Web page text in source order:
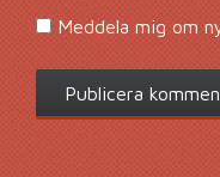
Meddela mig om